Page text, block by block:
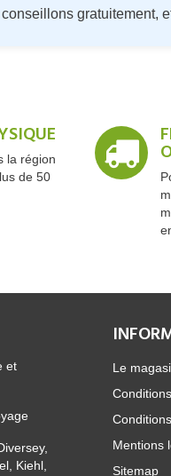
gratuitement,
la région
de 50
Le
Mentions
Sitemap
et
Kiehl,